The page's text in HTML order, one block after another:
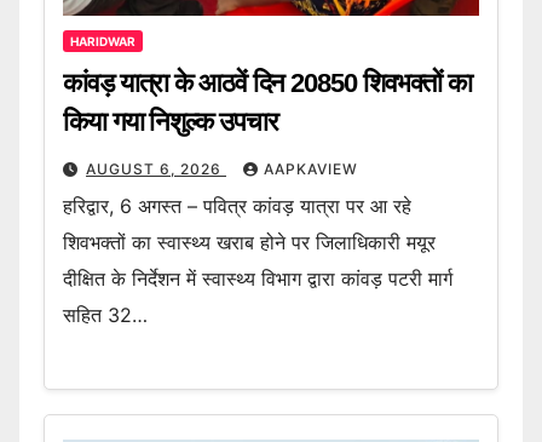
HARIDWAR
कांवड़ यात्रा के आठवें दिन 20850 शिवभक्तों का
किया गया निशुल्क उपचार
AUGUST 6, 2026 AAPKAVIEW
हरिद्वार, 6 अगस्त – पवित्र कांवड़ यात्रा पर आ रहे
शिवभक्तों का स्वास्थ्य खराब होने पर जिलाधिकारी मयूर
दीक्षित के निर्देशन में स्वास्थ्य विभाग द्वारा कांवड़ पटरी मार्ग
सहित 32…